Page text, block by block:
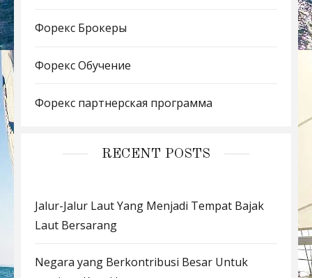
Форекс Брокеры
Форекс Обучение
Форекс партнерская программа
RECENT POSTS
Jalur-Jalur Laut Yang Menjadi Tempat Bajak
Laut Bersarang
Negara yang Berkontribusi Besar Untuk